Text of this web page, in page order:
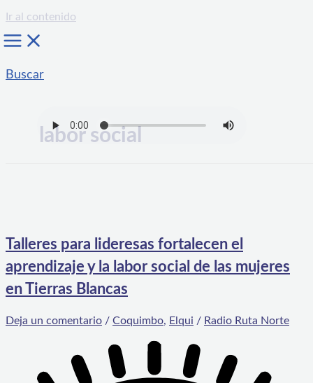
Ir al contenido
Buscar
labor social
Talleres para lideresas fortalecen el
aprendizaje y la labor social de las mujeres
en Tierras Blancas
Deja un comentario / Coquimbo, Elqui / Radio Ruta Norte